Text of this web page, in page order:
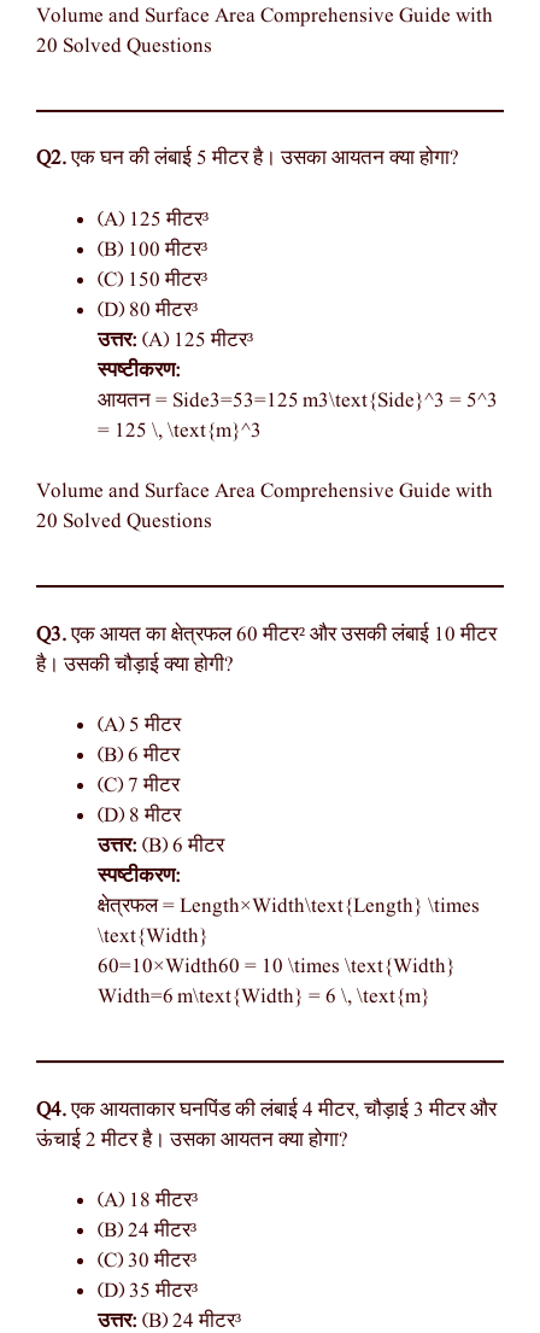
Volume and Surface Area Comprehensive Guide with
20 Solved Questions
Q2.एक घन की लंबाई 5 मीटर है। उसका आयतन क्या होगा?
(A) 125 मीटर³
(B) 100 मीटर³
(C) 150 मीटर³
(D) 80 मीटर³
उत्तर: (A) 125 मीटर³
स्पष्टीकरण:
आयतन = Side3=53=125 m3\text{Side}^3 = 5^3
= 125 \, \text{m}^3
Volume and Surface Area Comprehensive Guide with
20 Solved Questions
Q3.एक आयत का क्षेत्रफल 60 मीटर² और उसकी लंबाई 10 मीटर
है। उसकी चौड़ाई क्या होगी?
(A) 5 मीटर
(B) 6 मीटर
(C) 7 मीटर
(D) 8 मीटर
उत्तर: (B) 6 मीटर
स्पष्टीकरण:
क्षेत्रफल = Length×Width\text{Length} \times
\text{Width}
60=10×Width60 = 10 \times \text{Width}
Width=6 m\text{Width} = 6 \, \text{m}
Q4.एक आयताकार घनपिंड की लंबाई 4 मीटर, चौड़ाई 3 मीटर और
ऊंचाई 2 मीटर है। उसका आयतन क्या होगा?
(A) 18 मीटर³
(B) 24 मीटर³
(C) 30 मीटर³
(D) 35 मीटर³
उत्तर: (B) 24 मीटर³